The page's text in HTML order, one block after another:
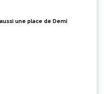
une place de Demi